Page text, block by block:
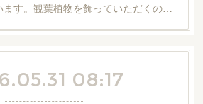
ます。観葉植物を飾っていただくの…
08:17